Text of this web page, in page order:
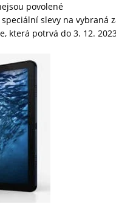
povolené
speciální slevy na
která potrvá do 3. 12.